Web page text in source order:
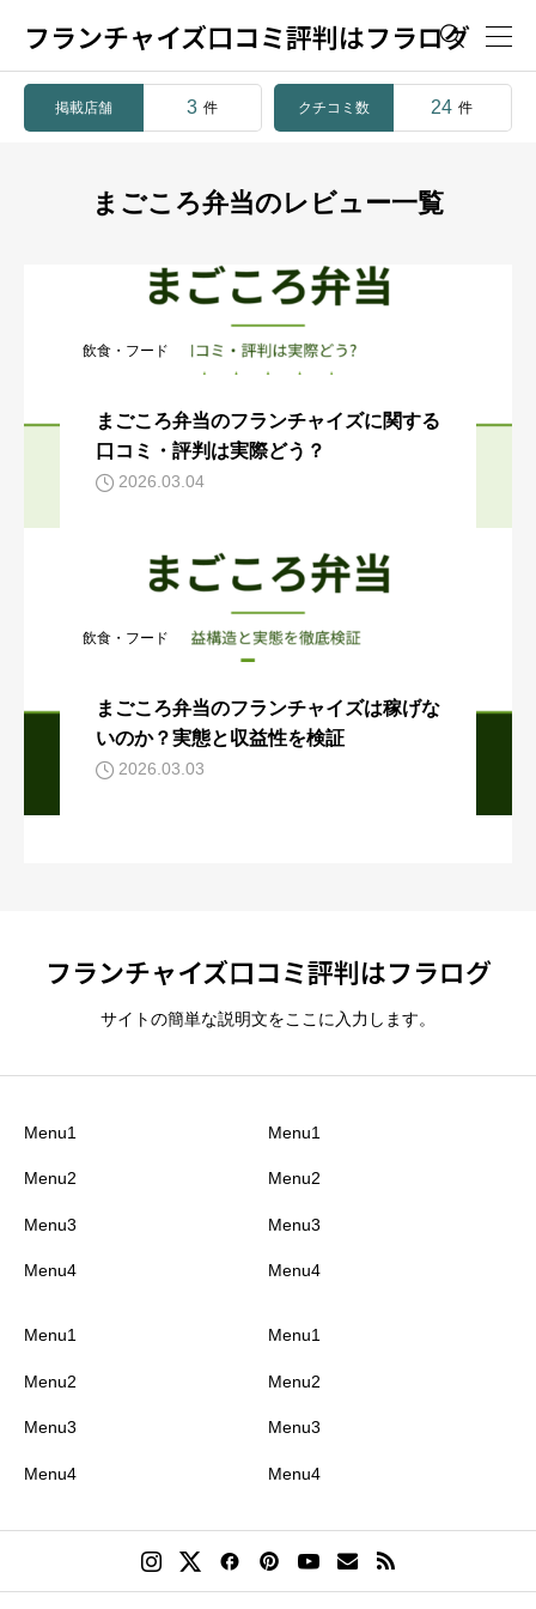
フランチャイズ口コミ評判はフラログ

掲載店舗 3 件 クチコミ数 24 件
まごころ弁当のレビュー一覧
飲食・フード
まごころ弁当のフランチャイズに関する
口コミ・評判は実際どう？
2026.03.04
飲食・フード
まごころ弁当のフランチャイズは稼げな
いのか？実態と収益性を検証
2026.03.03
フランチャイズ口コミ評判はフラログ
サイトの簡単な説明文をここに入力します。
Menu1
Menu2
Menu3
Menu4
Menu1
Menu2
Menu3
Menu4
Menu1
Menu2
Menu3
Menu4
Menu1
Menu2
Menu3
Menu4